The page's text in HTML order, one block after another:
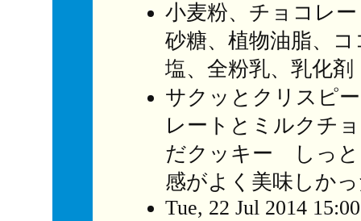
小麦粉、チョコレ
砂糖、植物油脂、
塩、全粉乳、乳化
サクッとクリスピ
レートとミルクチ
だクッキー しっと
感がよく美味しか
Tue, 22 Jul 2014